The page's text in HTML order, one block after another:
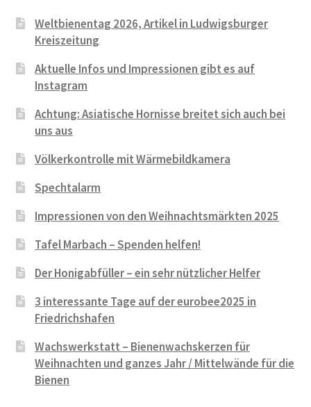
Weltbienentag 2026, Artikel in Ludwigsburger
Kreiszeitung
Aktuelle Infos und Impressionen gibt es auf
Instagram
Achtung: Asiatische Hornisse breitet sich auch bei
uns aus
Völkerkontrolle mit Wärmebildkamera
Spechtalarm
Impressionen von den Weihnachtsmärkten 2025
Tafel Marbach – Spenden helfen!
Der Honigabfüller – ein sehr nützlicher Helfer
3 interessante Tage auf der eurobee2025 in
Friedrichshafen
Wachswerkstatt – Bienenwachskerzen für
Weihnachten und ganzes Jahr / Mittelwände für die
Bienen